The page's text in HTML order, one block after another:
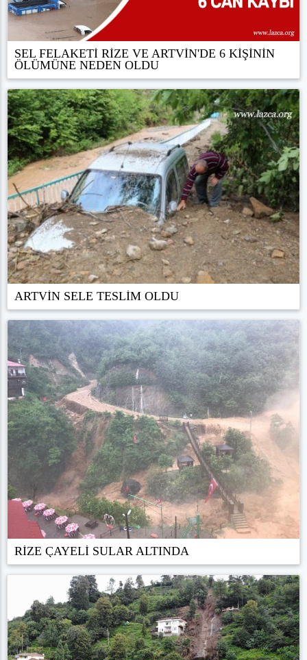
SEL FELAKETİ RİZE VE ARTVİN'DE 6 KİŞİNİN
ÖLÜMÜNE NEDEN OLDU
ARTVİN SELE TESLİM OLDU
RİZE ÇAYELİ SULAR ALTINDA